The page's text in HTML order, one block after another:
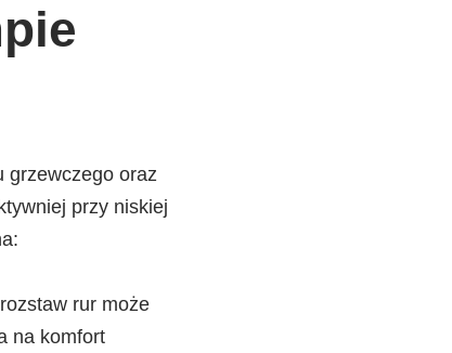
grzewczego oraz
przy niskiej
rur może
na komfort